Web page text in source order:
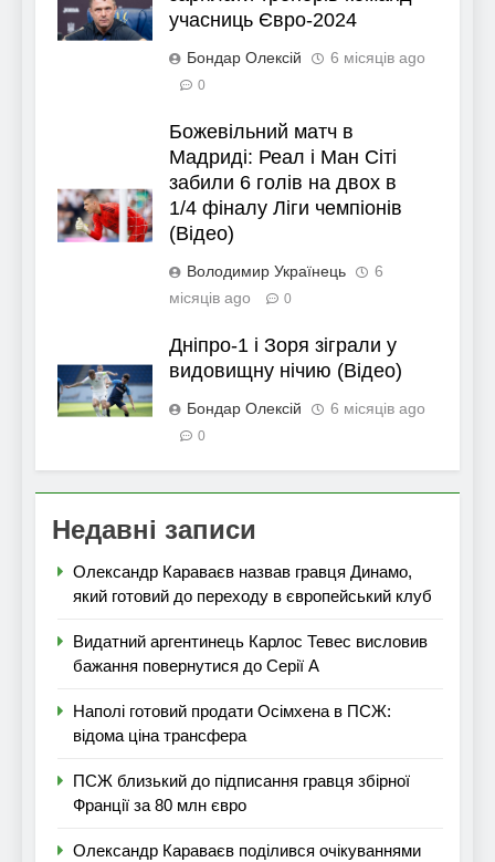
учасниць Євро-2024
Бондар Олексій 6 місяців ago
0
Божевільний матч в
Мадриді: Реал і Ман Сіті
забили 6 голів на двох в
1/4 фіналу Ліги чемпіонів
(Відео)
Володимир Українець
6
місяців ago
0
Дніпро-1 і Зоря зіграли у
видовищну нічию (Відео)
Бондар Олексій 6 місяців ago
0
Недавні записи
Олександр Караваєв назвав гравця Динамо,
який готовий до переходу в європейський клуб
Видатний аргентинець Карлос Тевес висловив
бажання повернутися до Серії А
Наполі готовий продати Осімхена в ПСЖ:
відома ціна трансфера
ПСЖ близький до підписання гравця збірної
Франції за 80 млн євро
Олександр Караваєв поділився очікуваннями